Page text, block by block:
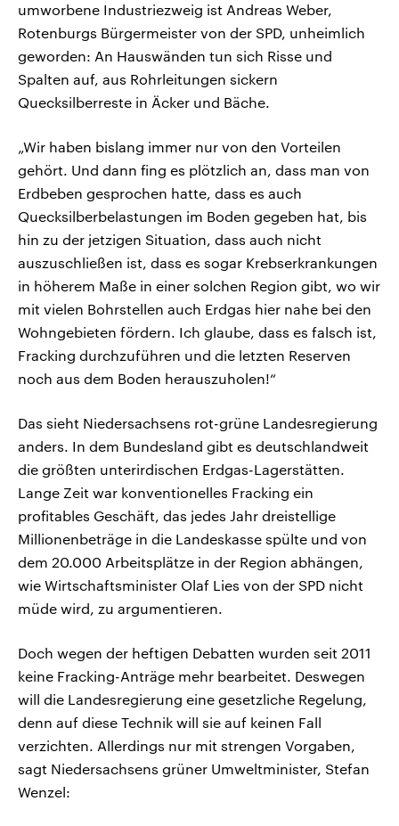
umworbene Industriezweig ist Andreas Weber,
Rotenburgs Bürgermeister von der SPD, unheimlich
geworden: An Hauswänden tun sich Risse und
Spalten auf, aus Rohrleitungen sickern
Quecksilberreste in Äcker und Bäche.
„Wir haben bislang immer nur von den Vorteilen
gehört. Und dann fing es plötzlich an, dass man von
Erdbeben gesprochen hatte, dass es auch
Quecksilberbelastungen im Boden gegeben hat, bis
hin zu der jetzigen Situation, dass auch nicht
auszuschließen ist, dass es sogar Krebserkrankungen
in höherem Maße in einer solchen Region gibt, wo wir
mit vielen Bohrstellen auch Erdgas hier nahe bei den
Wohngebieten fördern. Ich glaube, dass es falsch ist,
Fracking durchzuführen und die letzten Reserven
noch aus dem Boden herauszuholen!“
Das sieht Niedersachsens rot-grüne Landesregierung
anders. In dem Bundesland gibt es deutschlandweit
die größten unterirdischen Erdgas-Lagerstätten.
Lange Zeit war konventionelles Fracking ein
profitables Geschäft, das jedes Jahr dreistellige
Millionenbeträge in die Landeskasse spülte und von
dem 20.000 Arbeitsplätze in der Region abhängen,
wie Wirtschaftsminister Olaf Lies von der SPD nicht
müde wird, zu argumentieren.
Doch wegen der heftigen Debatten wurden seit 2011
keine Fracking-Anträge mehr bearbeitet. Deswegen
will die Landesregierung eine gesetzliche Regelung,
denn auf diese Technik will sie auf keinen Fall
verzichten. Allerdings nur mit strengen Vorgaben,
sagt Niedersachsens grüner Umweltminister, Stefan
Wenzel: